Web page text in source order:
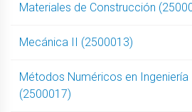
Materiales de Construcción
Mecánica II (2500013)
Métodos Numéricos en Ingeniería
(2500017)